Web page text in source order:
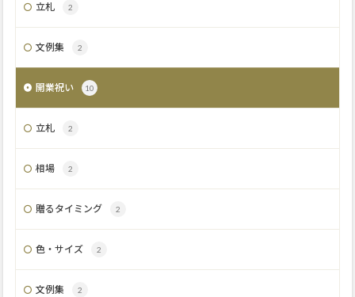
立札 2
文例集 2
開業祝い 10
立札 2
相場 2
贈るタイミング 2
色・サイズ 2
文例集 2